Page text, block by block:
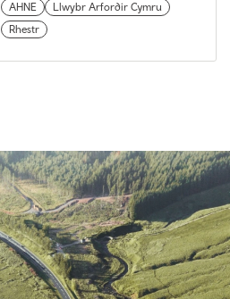
AHNE
Llwybr Arfordir Cymru
Rhestr